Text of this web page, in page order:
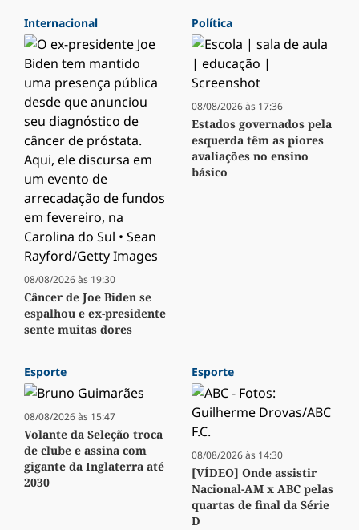
Internacional
08/08/2026 às 19:30
Câncer de Joe Biden se
espalhou e ex-presidente
sente muitas dores
Política
08/08/2026 às 17:36
Estados governados pela
esquerda têm as piores
avaliações no ensino
básico
Esporte
08/08/2026 às 15:47
Volante da Seleção troca
de clube e assina com
gigante da Inglaterra até
2030
Esporte
08/08/2026 às 14:30
[VÍDEO] Onde assistir
Nacional-AM x ABC pelas
quartas de final da Série
D